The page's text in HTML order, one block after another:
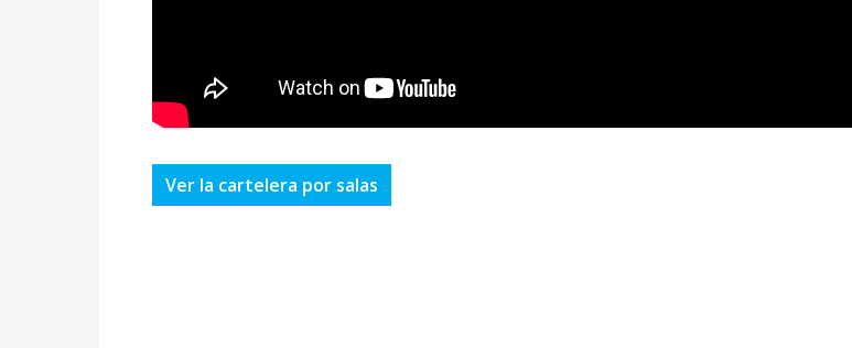
Ver la cartelera por salas